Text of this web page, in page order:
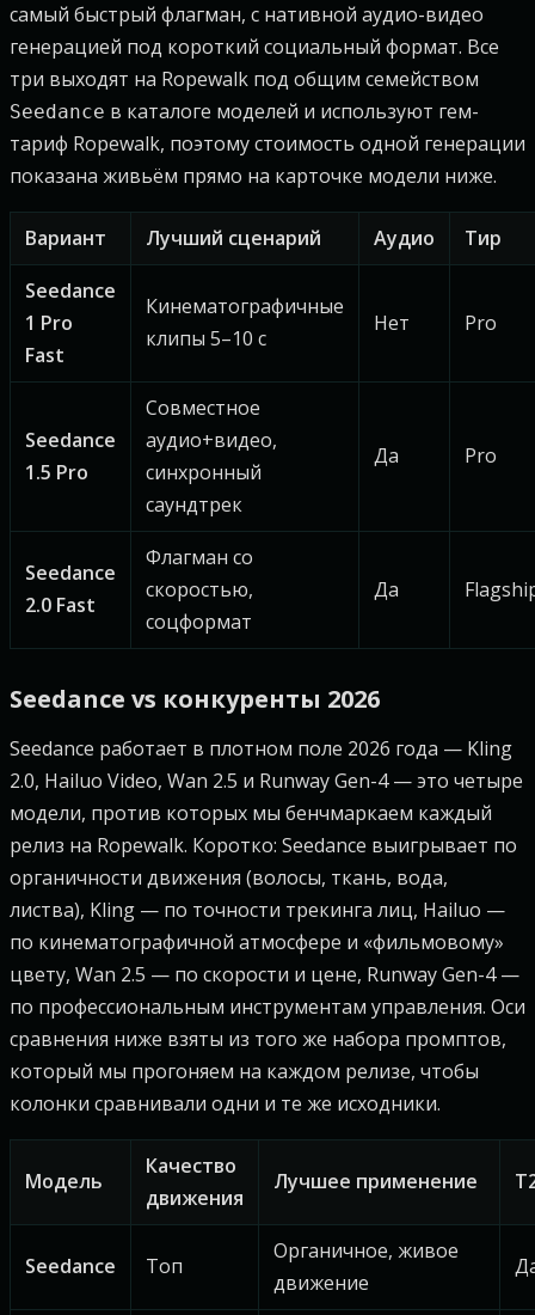
самый быстрый флагман, с нативной аудио-видео
генерацией под короткий социальный формат. Все
три выходят на Ropewalk под общим семейством
Seedance в каталоге моделей и используют гем-
тариф Ropewalk, поэтому стоимость одной генерации
показана живьём прямо на карточке модели ниже.
Вариант Лучший сценарий Аудио
Тир
Seedance
1 Pro
Fast
Кинематографичные
клипы 5–10 с
Нет Pro
Seedance
1.5 Pro
Совместное
аудио+видео,
синхронный
саундтрек
Да Pro
Seedance
2.0 Fast
Флагман со
скоростью,
соцформат
Да
Seedance vs конкуренты 2026
Seedance работает в плотном поле 2026 года — Kling
2.0, Hailuo Video, Wan 2.5 и Runway Gen-4 — это четыре
модели, против которых мы бенчмаркаем каждый
релиз на Ropewalk. Коротко: Seedance выигрывает по
органичности движения (волосы, ткань, вода,
листва), Kling — по точности трекинга лиц, Hailuo —
по кинематографичной атмосфере и «фильмовому»
цвету, Wan 2.5 — по скорости и цене, Runway Gen-4 —
по профессиональным инструментам управления. Оси
сравнения ниже взяты из того же набора промптов,
который мы прогоняем на каждом релизе, чтобы
колонки сравнивали одни и те же исходники.
Модель
Качество
движения
Лучшее применение
Seedance Топ
Органичное, живое
движение